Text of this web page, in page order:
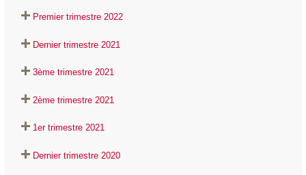
Premier trimestre 2022
Dernier trimestre 2021
3ème trimestre 2021
2ème trimestre 2021
1er trimestre 2021
Dernier trimestre 2020